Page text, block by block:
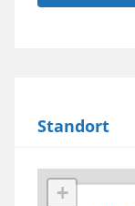
Standort
+